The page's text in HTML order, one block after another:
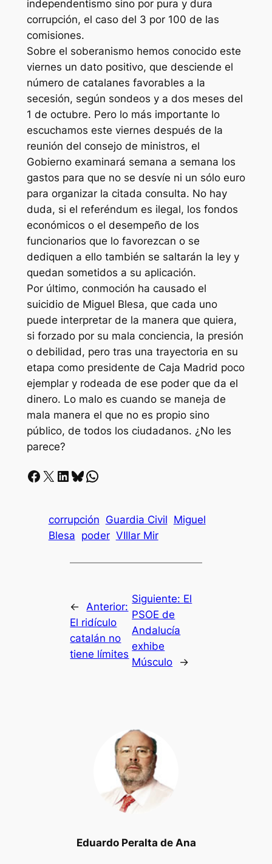
Eduardo Peralta de Ana
independentismo sino por pura y dura
corrupción, el caso del 3 por 100 de las
comisiones.
Sobre el soberanismo hemos conocido este
viernes un dato positivo, que desciende el
número de catalanes favorables a la
secesión, según sondeos y a dos meses del
1 de octubre. Pero lo más importante lo
escuchamos este viernes después de la
reunión del consejo de ministros, el
Gobierno examinará semana a semana los
gastos para que no se desvíe ni un sólo euro
para organizar la citada consulta. No hay
duda, si el referéndum es ilegal, los fondos
económicos o el desempeño de los
funcionarios que lo favorezcan o se
dediquen a ello también se saltarán la ley y
quedan sometidos a su aplicación.
Por último, conmoción ha causado el
suicidio de Miguel Blesa, que cada uno
puede interpretar de la manera que quiera,
si forzado por su mala conciencia, la presión
o debilidad, pero tras una trayectoria en su
etapa como presidente de Caja Madrid poco
ejemplar y rodeada de ese poder que da el
dinero. Lo malo es cuando se maneja de
mala manera el que no es propio sino
público, de todos los ciudadanos. ¿No les
parece?
Facebook X LinkedIn Bluesky Whatsapp
corrupción Guardia Civil Miguel
Blesa poder VIllar Mir
←
Anterior:
El ridículo
catalán no
tiene límites
Siguiente: El
PSOE de
Andalucía
exhibe
Músculo
→